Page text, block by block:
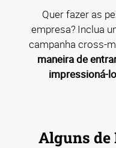
Quer fazer as
empresa? Inclua
campanha cross-
maneira de
impressioná-
Alguns de